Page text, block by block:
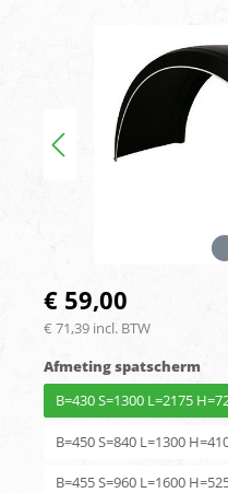
€ 59,00
€ 71,39 incl. BTW
Afmeting spatscherm
B=430 S=1300 L=2175
B=450 S=840 L=1300
B=455 S=960 L=1600